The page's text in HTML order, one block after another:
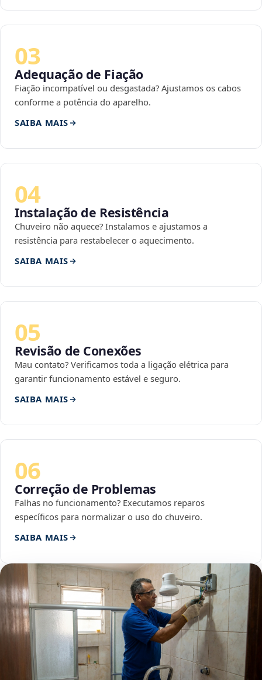
03
Adequação de Fiação
Fiação incompatível ou desgastada? Ajustamos os cabos
conforme a potência do aparelho.
SAIBA MAIS
04
Instalação de Resistência
Chuveiro não aquece? Instalamos e ajustamos a
resistência para restabelecer o aquecimento.
SAIBA MAIS
05
Revisão de Conexões
Mau contato? Verificamos toda a ligação elétrica para
garantir funcionamento estável e seguro.
SAIBA MAIS
06
Correção de Problemas
Falhas no funcionamento? Executamos reparos
específicos para normalizar o uso do chuveiro.
SAIBA MAIS